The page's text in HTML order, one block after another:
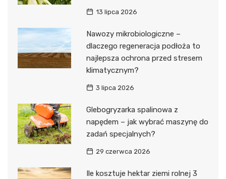
13 lipca 2026
Nawozy mikrobiologiczne –
dlaczego regeneracja podłoża to
najlepsza ochrona przed stresem
klimatycznym?
3 lipca 2026
Glebogryzarka spalinowa z
napędem – jak wybrać maszynę do
zadań specjalnych?
29 czerwca 2026
Ile kosztuje hektar ziemi rolnej 3